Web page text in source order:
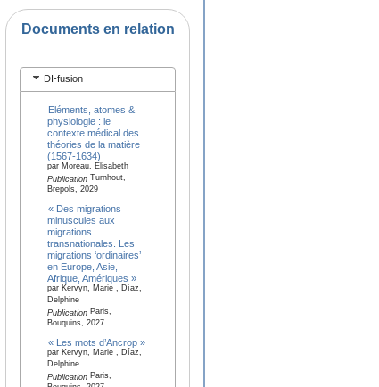
Documents en relation
DI-fusion
Eléments, atomes &
physiologie : le
contexte médical des
théories de la matière
(1567-1634)
par Moreau, Elisabeth
PublicationTurnhout,
Brepols, 2029
« Des migrations
minuscules aux
migrations
transnationales. Les
migrations ‘ordinaires’
en Europe, Asie,
Afrique, Amériques »
par Kervyn, Marie , Díaz,
Delphine
PublicationParis,
Bouquins, 2027
« Les mots d’Ancrop »
par Kervyn, Marie , Díaz,
Delphine
PublicationParis,